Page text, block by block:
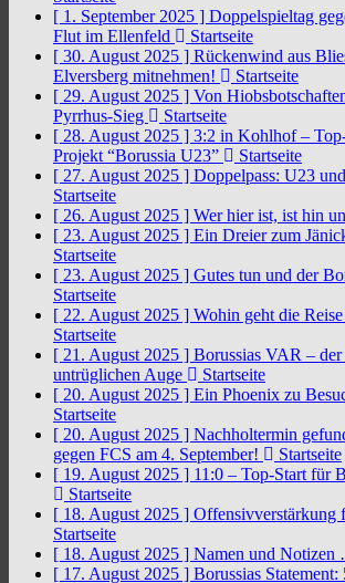
[ 1. September 2025 ] Doppelspieltag
Flut im Ellenfeld
Startseite
[ 30. August 2025 ] Rückenwind aus
Elversberg mitnehmen!
Startseite
[ 29. August 2025 ] Von
Pyrrhus-Sieg
Startseite
[ 28. August 2025 ] 3:2 in Kohlhof –
Projekt “Borussia U23”
Startseite
[ 27. August 2025 ] Doppelpass: U23
Startseite
[ 26. August 2025 ] Wer hier ist, ist hin
[ 23. August 2025 ] Ein Dreier zum
Startseite
[ 23. August 2025 ] Gutes tun und der
Startseite
[ 22. August 2025 ] Wohin geht die
Startseite
[ 21. August 2025 ] Borussias VAR –
untrüglichen Auge
Startseite
[ 20. August 2025 ] Ein Phoenix zu
Startseite
[ 20. August 2025 ] Nachholtermin
gegen FCS am 4. September!
Startseite
[ 19. August 2025 ] 11:0 – Top-Start für
Startseite
[ 18. August 2025 ] Offensivverstärkung
Startseite
[ 18. August 2025 ] Namen und
[ 17. August 2025 ] Borussias